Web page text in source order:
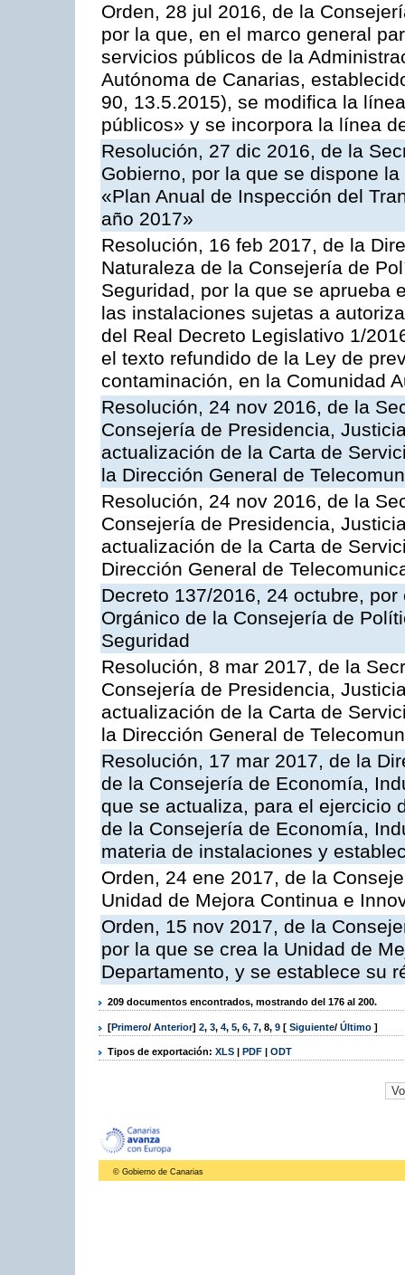
Orden, 28 jul 2016, de la
por la que, en el marco general
servicios públicos de la
Autónoma de Canarias,
90, 13.5.2015), se modifica la
públicos» y se incorpora la línea
Resolución, 27 dic 2016, de la
Gobierno, por la que se dispone
«Plan Anual de Inspección del
año 2017»
Resolución, 16 feb 2017, de la
Naturaleza de la Consejería de
Seguridad, por la que se aprueba
las instalaciones sujetas a
del Real Decreto Legislativo 1/
el texto refundido de la Ley de
contaminación, en la Comunidad
Resolución, 24 nov 2016, de la
Consejería de Presidencia,
actualización de la Carta de
la Dirección General de
Resolución, 24 nov 2016, de la
Consejería de Presidencia,
actualización de la Carta de
Dirección General de
Decreto 137/2016, 24 octubre,
Orgánico de la Consejería de
Seguridad
Resolución, 8 mar 2017, de la
Consejería de Presidencia,
actualización de la Carta de
la Dirección General de
Resolución, 17 mar 2017, de la
de la Consejería de Economía,
que se actualiza, para el ejercicio
de la Consejería de Economía,
materia de instalaciones y
Orden, 24 ene 2017, de la
Unidad de Mejora Continua e
Orden, 15 nov 2017, de la
por la que se crea la Unidad de
Departamento, y se establece su
209 documentos encontrados, mostrando del 176 al 200.
[Primero/ Anterior] 2, 3, 4, 5, 6, 7, 8, 9 [ Siguiente/ Último ]
Tipos de exportación: XLS | PDF | ODT
© Gobierno de Canarias